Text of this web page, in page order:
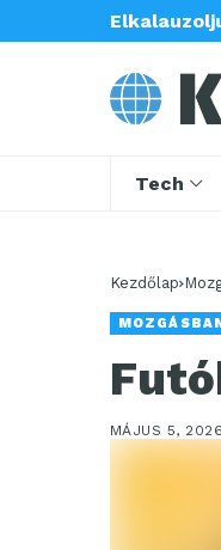
Tech
Kezdőlap
MÁJUS 5,